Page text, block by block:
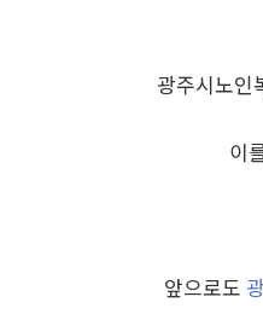
광주시노인
이
앞으로도